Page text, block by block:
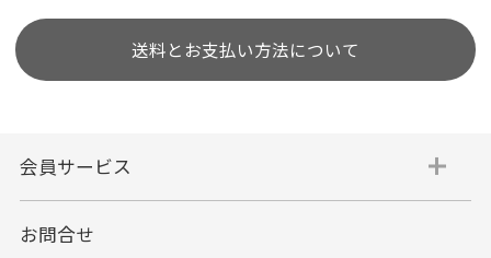
送料とお支払い方法について
会員サービス
お問合せ